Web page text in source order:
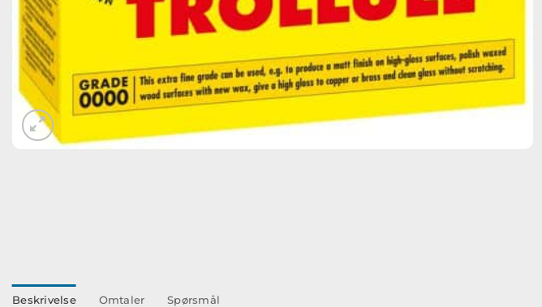
Beskrivelse Omtaler Spørsmål